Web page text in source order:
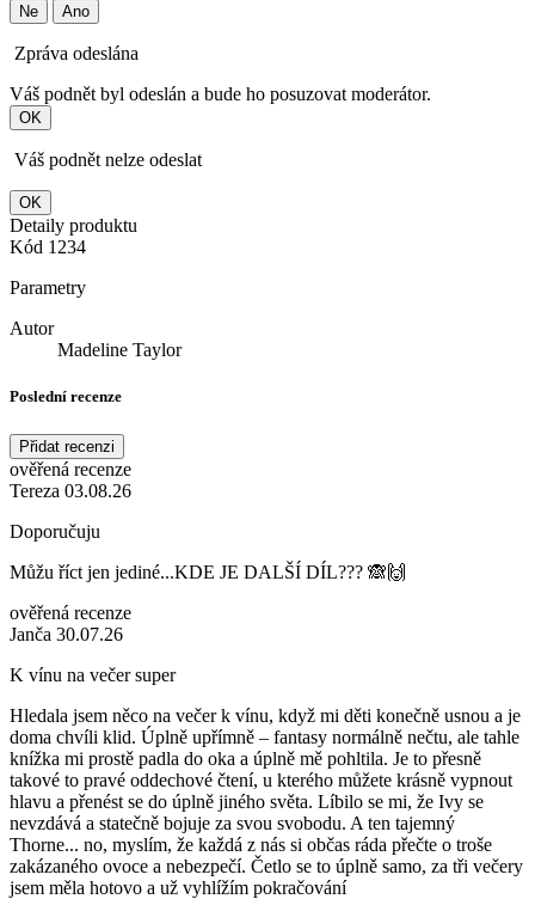
Ne Ano
Zpráva odeslána
Váš podnět byl odeslán a bude ho posuzovat moderátor.
OK
Váš podnět nelze odeslat
OK
Detaily produktu
Kód 1234
Parametry
Autor
Madeline Taylor
Poslední recenze
Přidat recenzi
ověřená recenze
Tereza 03.08.26
Doporučuju
Můžu říct jen jediné...KDE JE DALŠÍ DÍL??? 🙈🙌
ověřená recenze
Janča 30.07.26
K vínu na večer super
Hledala jsem něco na večer k vínu, když mi děti konečně usnou a je
doma chvíli klid. Úplně upřímně – fantasy normálně nečtu, ale tahle
knížka mi prostě padla do oka a úplně mě pohltila. Je to přesně
takové to pravé oddechové čtení, u kterého můžete krásně vypnout
hlavu a přenést se do úplně jiného světa. Líbilo se mi, že Ivy se
nevzdává a statečně bojuje za svou svobodu. A ten tajemný
Thorne... no, myslím, že každá z nás si občas ráda přečte o troše
zakázaného ovoce a nebezpečí. Četlo se to úplně samo, za tři večery
jsem měla hotovo a už vyhlížím pokračování